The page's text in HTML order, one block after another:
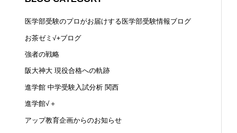
医学部受験のプロがお届けする医学部受験情報ブログ
お茶ゼミ√+ブログ
強者の戦略
阪大神大 現役合格への軌跡
進学館 中学受験入試分析 関西
進学館√＋
アップ教育企画からのお知らせ